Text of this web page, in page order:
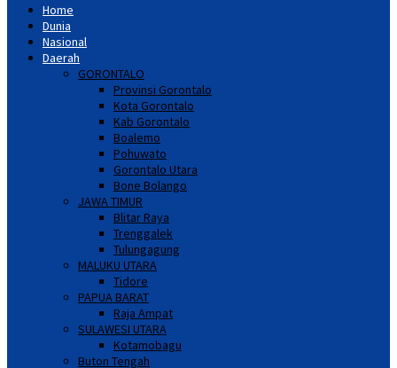
Home
Dunia
Nasional
Daerah
GORONTALO
Provinsi Gorontalo
Kota Gorontalo
Kab Gorontalo
Boalemo
Pohuwato
Gorontalo Utara
Bone Bolango
JAWA TIMUR
Blitar Raya
Trenggalek
Tulungagung
MALUKU UTARA
Tidore
PAPUA BARAT
Raja Ampat
SULAWESI UTARA
Kotamobagu
Buton Tengah